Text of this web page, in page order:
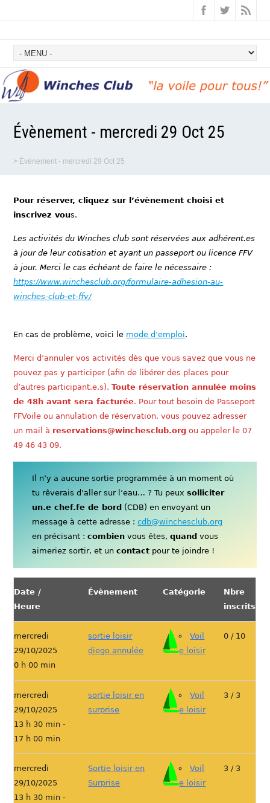
Évènement - mercredi 29 Oct 25
> Évènement - mercredi 29 Oct 25
Pour réserver, cliquez sur l’évènement choisi et
inscrivez vous.
Les activités du Winches club sont réservées aux adhérent.es
à jour de leur cotisation et ayant un passeport ou licence FFV
à jour. Merci le cas échéant de faire le nécessaire :
https://www.winchesclub.org/formulaire-adhesion-au-
winches-club-et-ffv/
En cas de problème, voici le mode d’emploi.
Merci d’annuler vos activités dès que vous savez que vous ne
pouvez pas y participer (afin de libérer des places pour
d’autres participant.e.s).Toute réservation annulée moins
de 48h avant sera facturée. Pour tout besoin de Passeport
FFVoile ou annulation de réservation, vous pouvez adresser
un mail à reservations@winchesclub.org ou appeler le 07
49 46 43 09.
Il n’y a aucune sortie programmée à un moment où
tu rêverais d’aller sur l’eau… ? Tu peuxsolliciter
un.e chef.fe de bord (CDB) en envoyant un
message à cette adresse :cdb@winchesclub.org
en précisant :combien vous êtes,quand vous
aimeriez sortir, et uncontact pour te joindre !
Date /
Heure
Évènement Catégorie
Nbre
inscrits
mercredi
29/10/2025
0 h 00 min
sortie loisir
diego annulée
Voil
e loisir
0 / 10
mercredi
29/10/2025
13 h 30 min -
17 h 00 min
sortie loisir en
surprise
Voil
e loisir
3 / 3
mercredi
29/10/2025
13 h 30 min -
Sortie loisir en
Surprise
Voil
e loisir
3 / 3